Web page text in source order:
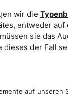
wir die
entweder
sie das
der Fall
auf